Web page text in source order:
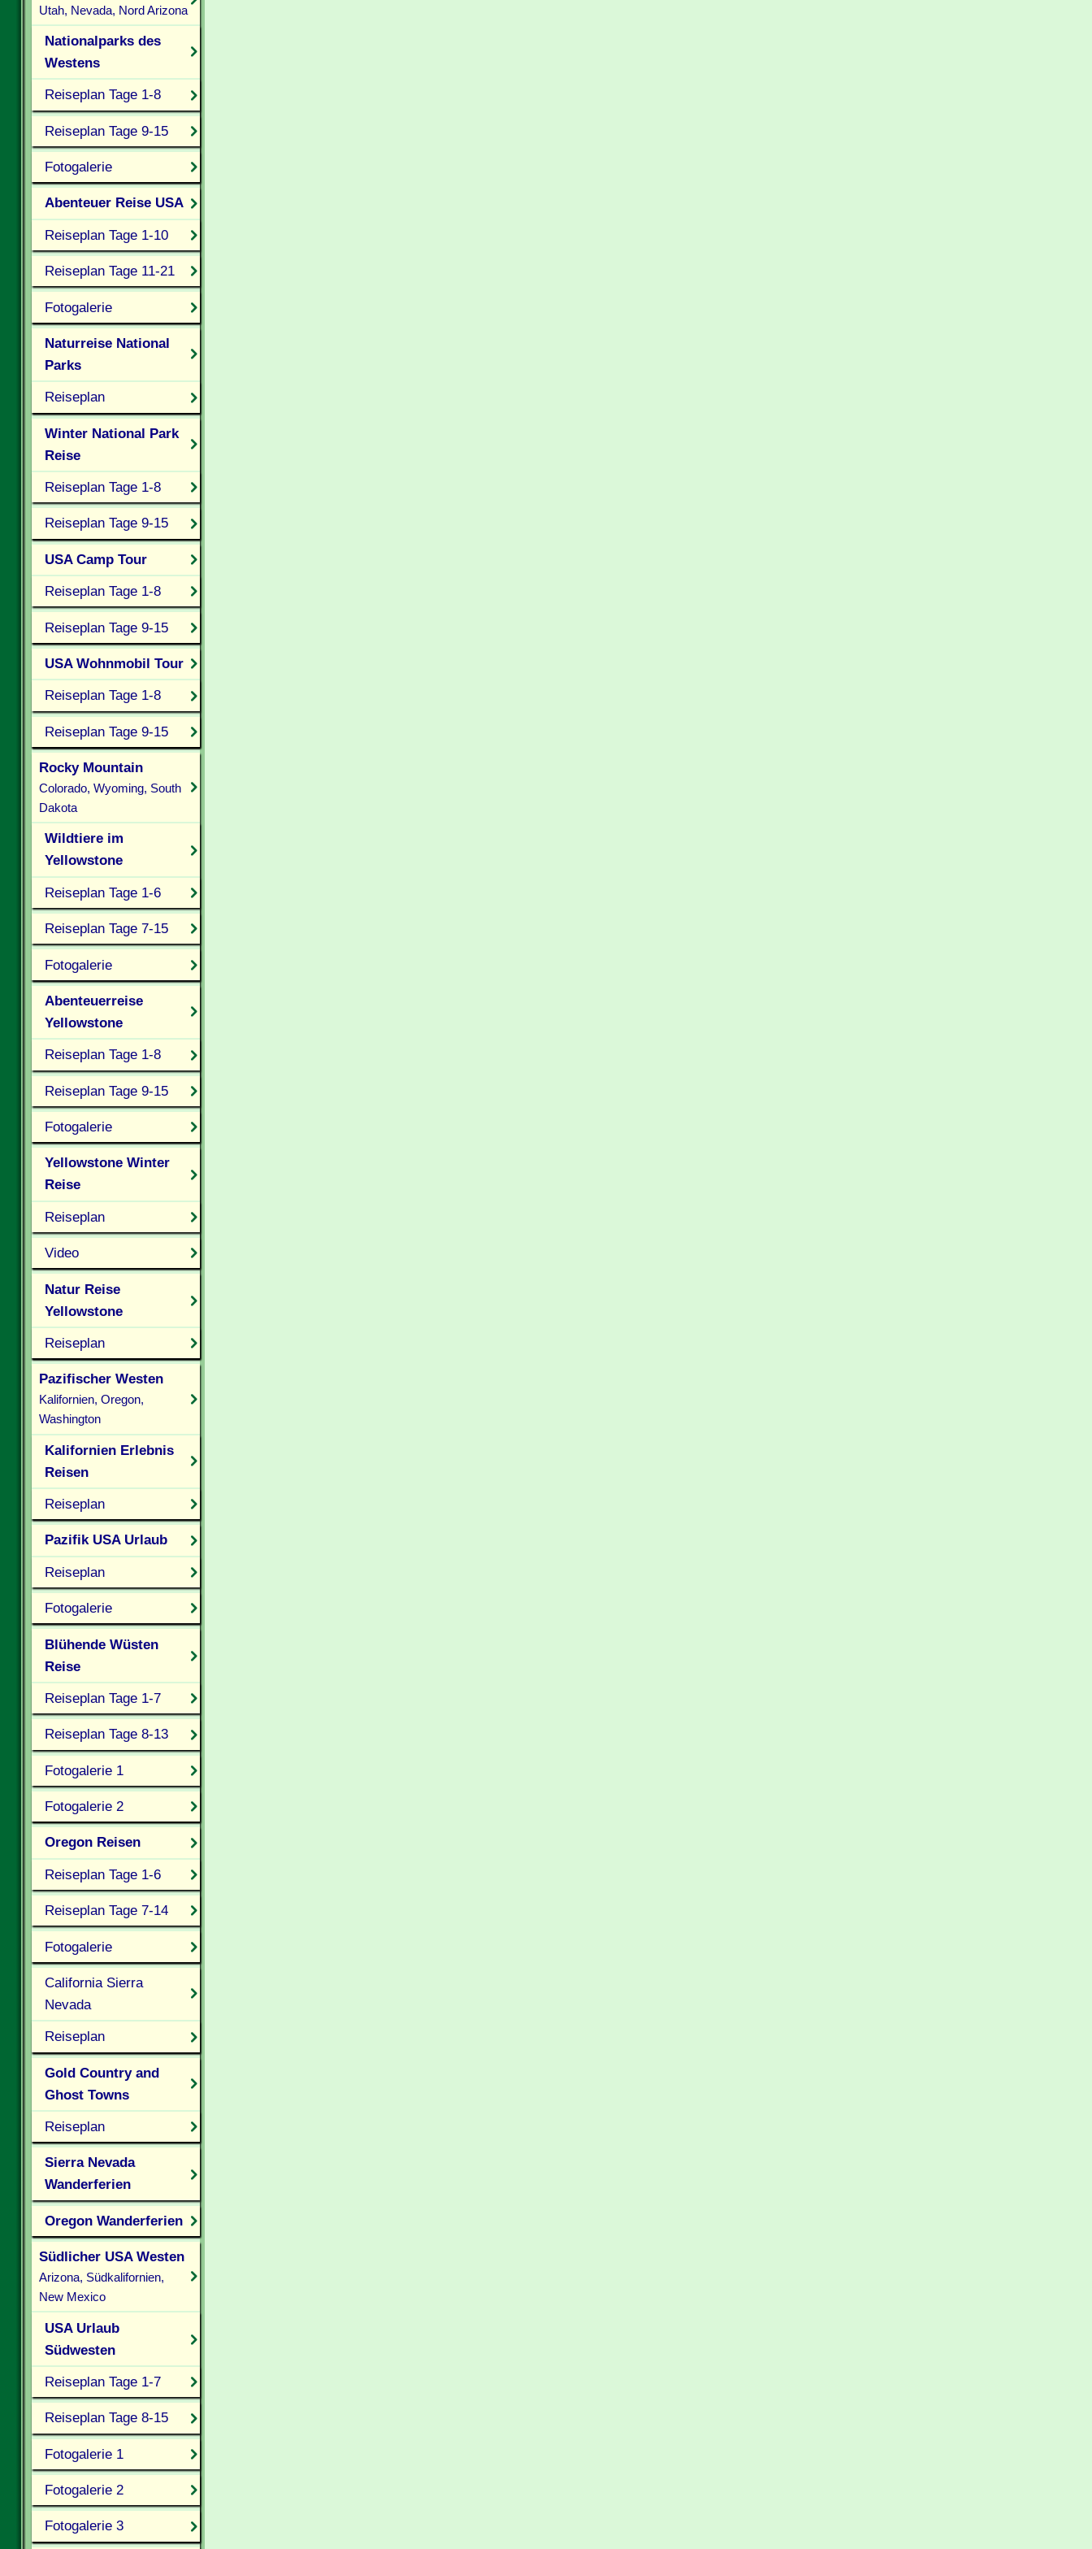
Utah, Nevada, Nord Arizona
Nationalparks des
Westens
Reiseplan Tage 1-8
Reiseplan Tage 9-15
Fotogalerie
Abenteuer Reise USA
Reiseplan Tage 1-10
Reiseplan Tage 11-21
Fotogalerie
Naturreise National
Parks
Reiseplan
Winter National Park
Reise
Reiseplan Tage 1-8
Reiseplan Tage 9-15
USA Camp Tour
Reiseplan Tage 1-8
Reiseplan Tage 9-15
USA Wohnmobil Tour
Reiseplan Tage 1-8
Reiseplan Tage 9-15
Rocky Mountain
Colorado, Wyoming, South
Dakota
Wildtiere im
Yellowstone
Reiseplan Tage 1-6
Reiseplan Tage 7-15
Fotogalerie
Abenteuerreise
Yellowstone
Reiseplan Tage 1-8
Reiseplan Tage 9-15
Fotogalerie
Yellowstone Winter
Reise
Reiseplan
Video
Natur Reise
Yellowstone
Reiseplan
Pazifischer Westen
Kalifornien, Oregon,
Washington
Kalifornien Erlebnis
Reisen
Reiseplan
Pazifik USA Urlaub
Reiseplan
Fotogalerie
Blühende Wüsten
Reise
Reiseplan Tage 1-7
Reiseplan Tage 8-13
Fotogalerie 1
Fotogalerie 2
Oregon Reisen
Reiseplan Tage 1-6
Reiseplan Tage 7-14
Fotogalerie
California Sierra
Nevada
Reiseplan
Gold Country and
Ghost Towns
Reiseplan
Sierra Nevada
Wanderferien
Oregon Wanderferien
Südlicher USA Westen
Arizona, Südkalifornien,
New Mexico
USA Urlaub
Südwesten
Reiseplan Tage 1-7
Reiseplan Tage 8-15
Fotogalerie 1
Fotogalerie 2
Fotogalerie 3